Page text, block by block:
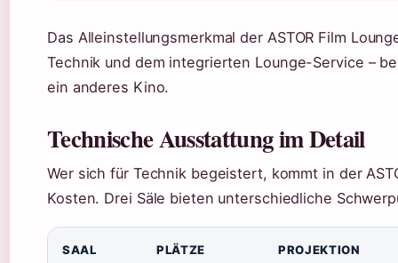
Das Alleinstellungsmerkmal der ASTOR Film
Technik und dem integrierten Lounge-Service –
ein anderes Kino.
Technische Ausstattung im Detail
Wer sich für Technik begeistert, kommt in der
Kosten. Drei Säle bieten unterschiedliche
SAAL PLÄTZE PROJEKTION